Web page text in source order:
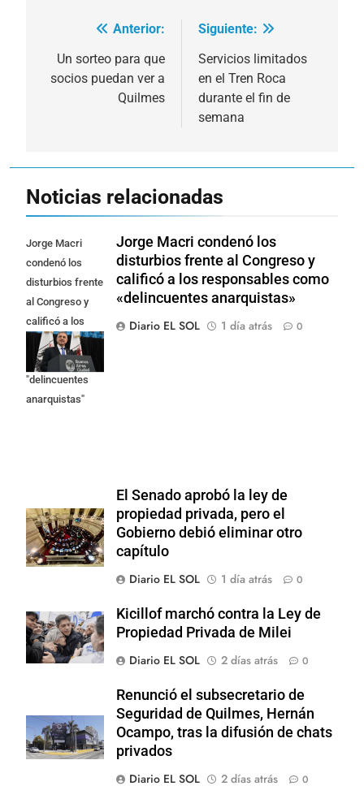
Navegación
de
entradas
Anterior:
Un sorteo para que
socios puedan ver a
Quilmes
Siguiente:
Servicios limitados
en el Tren Roca
durante el fin de
semana
Noticias relacionadas
Jorge Macri
condenó los
disturbios frente
al Congreso y
calificó a los
responsables
como
"delincuentes
anarquistas"
Jorge Macri condenó los
disturbios frente al Congreso y
calificó a los responsables como
«delincuentes anarquistas»
Diario EL SOL
1 día atrás 0
El Senado aprobó la ley de
propiedad privada, pero el
Gobierno debió eliminar otro
capítulo
Diario EL SOL
1 día atrás 0
Kicillof marchó contra la Ley de
Propiedad Privada de Milei
Diario EL SOL
2 días atrás 0
Renunció el subsecretario de
Seguridad de Quilmes, Hernán
Ocampo, tras la difusión de chats
privados
Diario EL SOL
2 días atrás 0